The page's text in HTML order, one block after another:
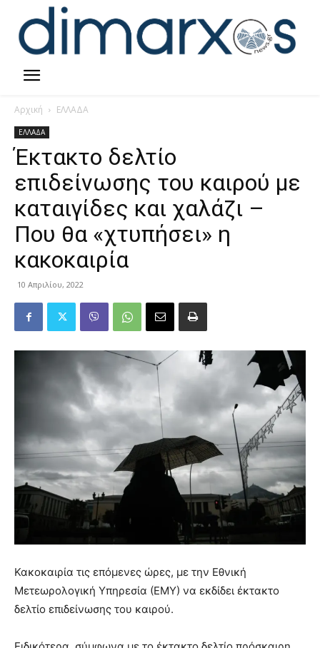
Αρχική ΕΛΛΑΔΑ
ΕΛΛΑΔΑ
Έκτακτο δελτίο
επιδείνωσης του καιρού με
καταιγίδες και χαλάζι –
Που θα «χτυπήσει» η
κακοκαιρία
10 Απριλίου, 2022
Κακοκαιρία τις επόμενες ώρες, με την Εθνική
Μετεωρολογική Υπηρεσία (ΕΜΥ) να εκδίδει έκτακτο
δελτίο επιδείνωσης του καιρού.